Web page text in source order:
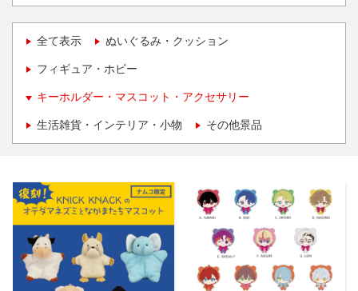
全て表示 ぬいぐるみ・クッション
フィギュア・ホビー
キーホルダー・マスコット・アクセサリー
生活雑貨・インテリア・小物 その他景品